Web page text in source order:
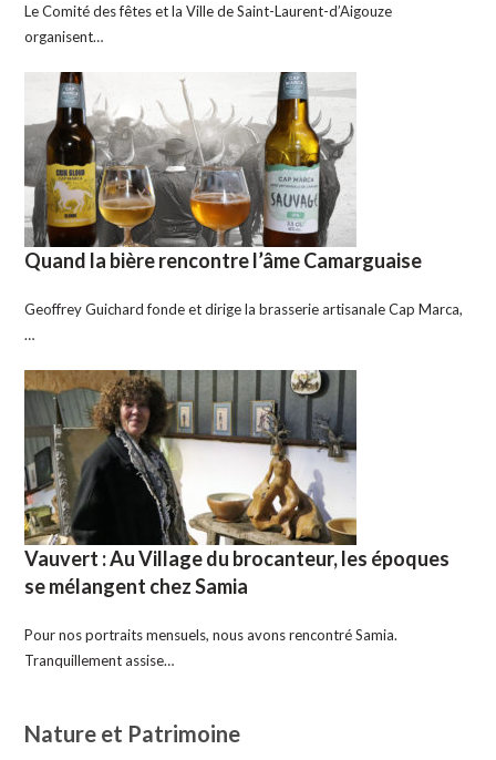
Le Comité des fêtes et la Ville de Saint-Laurent-d’Aigouze
organisent…
Quand la bière rencontre l’âme Camarguaise
Geoffrey Guichard fonde et dirige la brasserie artisanale Cap Marca,
…
Vauvert : Au Village du brocanteur, les époques
se mélangent chez Samia
Pour nos portraits mensuels, nous avons rencontré Samia.
Tranquillement assise…
Nature et Patrimoine